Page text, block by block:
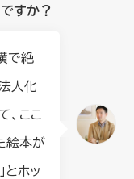
すか？
で絶
人化
、ここ
絵本が
とホッ